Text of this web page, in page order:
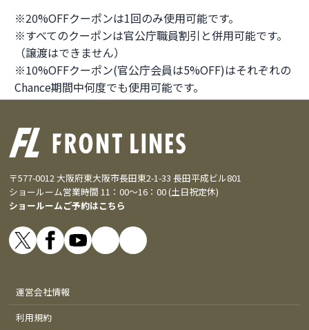
※20%OFFクーポンは1回のみ使用可能です。
※すべてのクーポンは官公庁職員割引と併用可能です。
（譲渡はできません）
※10%OFFクーポン(官公庁会員は5%OFF)はそれぞれの
Chance期間中何度でも使用可能です。
〒577-0012 大阪府東大阪市長田東2-1-33 長田平成ビル801
ショールーム営業時間 11：00～16：00 (土日祝定休)
ショールームご予約はこちら
運営会社情報
利用規約